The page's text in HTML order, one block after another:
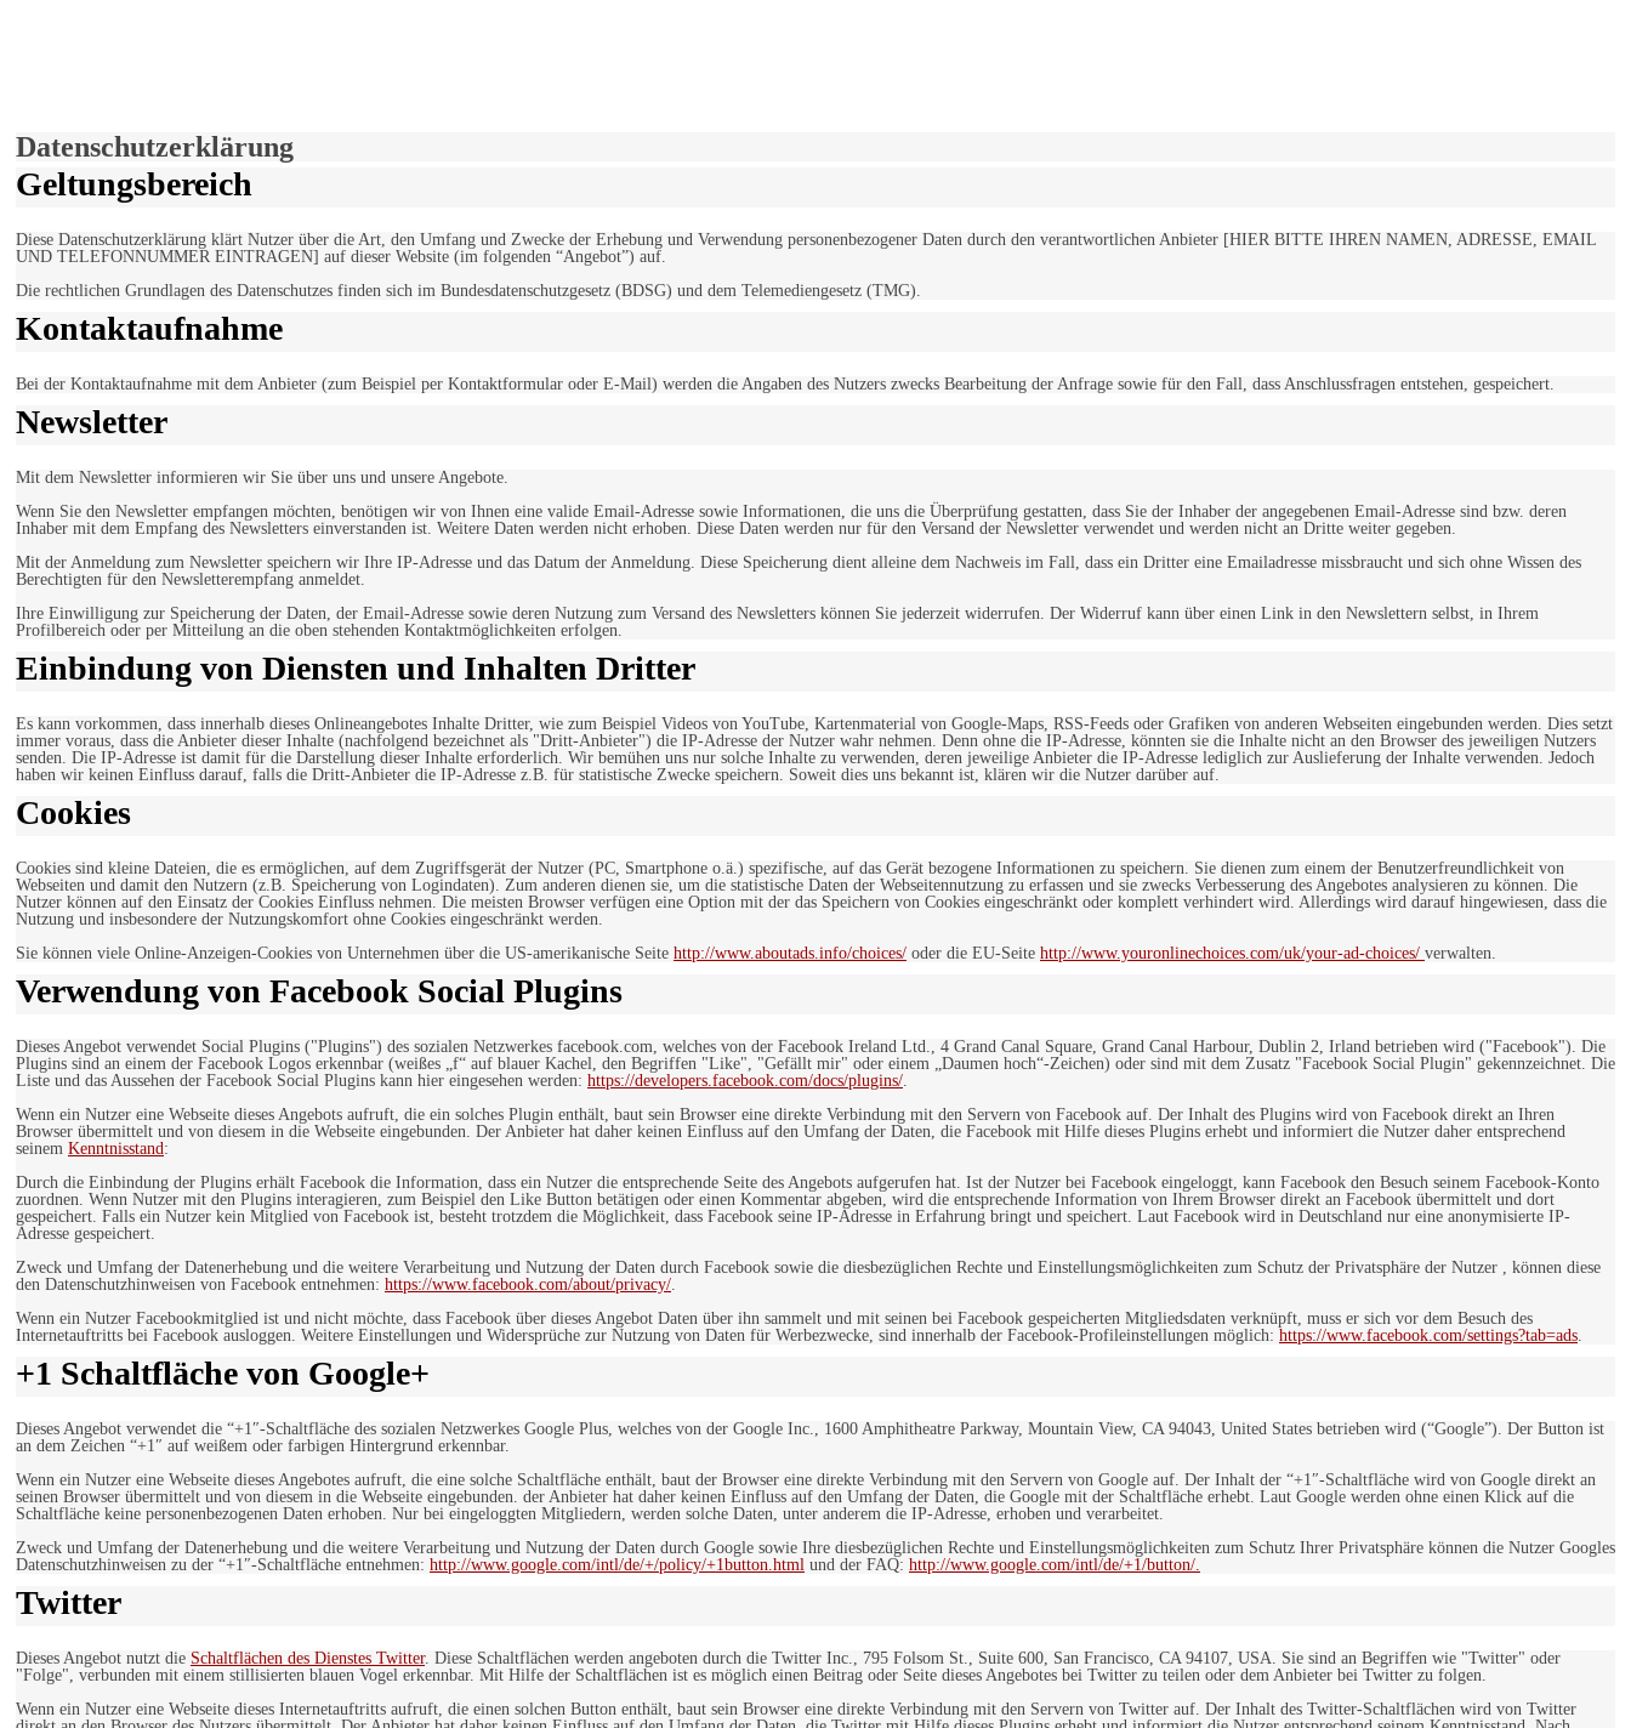
Datenschutzerklärung
Geltungsbereich
Diese Datenschutzerklärung klärt Nutzer über die Art, den Umfang und Zwecke der Erhebung und Verwendung personenbezogener Daten durch den verantwortlichen Anbieter [HIER BITTE IHREN NAMEN, ADRESSE, EMAIL
UND TELEFONNUMMER EINTRAGEN] auf dieser Website (im folgenden “Angebot”) auf.
Die rechtlichen Grundlagen des Datenschutzes finden sich im Bundesdatenschutzgesetz (BDSG) und dem Telemediengesetz (TMG).
Kontaktaufnahme
Bei der Kontaktaufnahme mit dem Anbieter (zum Beispiel per Kontaktformular oder E-Mail) werden die Angaben des Nutzers zwecks Bearbeitung der Anfrage sowie für den Fall, dass Anschlussfragen entstehen, gespeichert.
Newsletter
Mit dem Newsletter informieren wir Sie über uns und unsere Angebote.
Wenn Sie den Newsletter empfangen möchten, benötigen wir von Ihnen eine valide Email-Adresse sowie Informationen, die uns die Überprüfung gestatten, dass Sie der Inhaber der angegebenen Email-Adresse sind bzw. deren
Inhaber mit dem Empfang des Newsletters einverstanden ist. Weitere Daten werden nicht erhoben. Diese Daten werden nur für den Versand der Newsletter verwendet und werden nicht an Dritte weiter gegeben.
Mit der Anmeldung zum Newsletter speichern wir Ihre IP-Adresse und das Datum der Anmeldung. Diese Speicherung dient alleine dem Nachweis im Fall, dass ein Dritter eine Emailadresse missbraucht und sich ohne Wissen des
Berechtigten für den Newsletterempfang anmeldet.
Ihre Einwilligung zur Speicherung der Daten, der Email-Adresse sowie deren Nutzung zum Versand des Newsletters können Sie jederzeit widerrufen. Der Widerruf kann über einen Link in den Newslettern selbst, in Ihrem
Profilbereich oder per Mitteilung an die oben stehenden Kontaktmöglichkeiten erfolgen.
Einbindung von Diensten und Inhalten Dritter
Es kann vorkommen, dass innerhalb dieses Onlineangebotes Inhalte Dritter, wie zum Beispiel Videos von YouTube, Kartenmaterial von Google-Maps, RSS-Feeds oder Grafiken von anderen Webseiten eingebunden werden. Dies setzt
immer voraus, dass die Anbieter dieser Inhalte (nachfolgend bezeichnet als "Dritt-Anbieter") die IP-Adresse der Nutzer wahr nehmen. Denn ohne die IP-Adresse, könnten sie die Inhalte nicht an den Browser des jeweiligen Nutzers
senden. Die IP-Adresse ist damit für die Darstellung dieser Inhalte erforderlich. Wir bemühen uns nur solche Inhalte zu verwenden, deren jeweilige Anbieter die IP-Adresse lediglich zur Auslieferung der Inhalte verwenden. Jedoch
haben wir keinen Einfluss darauf, falls die Dritt-Anbieter die IP-Adresse z.B. für statistische Zwecke speichern. Soweit dies uns bekannt ist, klären wir die Nutzer darüber auf.
Cookies
Cookies sind kleine Dateien, die es ermöglichen, auf dem Zugriffsgerät der Nutzer (PC, Smartphone o.ä.) spezifische, auf das Gerät bezogene Informationen zu speichern. Sie dienen zum einem der Benutzerfreundlichkeit von
Webseiten und damit den Nutzern (z.B. Speicherung von Logindaten). Zum anderen dienen sie, um die statistische Daten der Webseitennutzung zu erfassen und sie zwecks Verbesserung des Angebotes analysieren zu können. Die
Nutzer können auf den Einsatz der Cookies Einfluss nehmen. Die meisten Browser verfügen eine Option mit der das Speichern von Cookies eingeschränkt oder komplett verhindert wird. Allerdings wird darauf hingewiesen, dass die
Nutzung und insbesondere der Nutzungskomfort ohne Cookies eingeschränkt werden.
Sie können viele Online-Anzeigen-Cookies von Unternehmen über die US-amerikanische Seite http://www.aboutads.info/choices/ oder die EU-Seite http://www.youronlinechoices.com/uk/your-ad-choices/ verwalten.
Verwendung von Facebook Social Plugins
Dieses Angebot verwendet Social Plugins ("Plugins") des sozialen Netzwerkes facebook.com, welches von der Facebook Ireland Ltd., 4 Grand Canal Square, Grand Canal Harbour, Dublin 2, Irland betrieben wird ("Facebook"). Die
Plugins sind an einem der Facebook Logos erkennbar (weißes „f“ auf blauer Kachel, den Begriffen "Like", "Gefällt mir" oder einem „Daumen hoch“-Zeichen) oder sind mit dem Zusatz "Facebook Social Plugin" gekennzeichnet. Die
Liste und das Aussehen der Facebook Social Plugins kann hier eingesehen werden: https://developers.facebook.com/docs/plugins/.
Wenn ein Nutzer eine Webseite dieses Angebots aufruft, die ein solches Plugin enthält, baut sein Browser eine direkte Verbindung mit den Servern von Facebook auf. Der Inhalt des Plugins wird von Facebook direkt an Ihren
Browser übermittelt und von diesem in die Webseite eingebunden. Der Anbieter hat daher keinen Einfluss auf den Umfang der Daten, die Facebook mit Hilfe dieses Plugins erhebt und informiert die Nutzer daher entsprechend
seinem Kenntnisstand:
Durch die Einbindung der Plugins erhält Facebook die Information, dass ein Nutzer die entsprechende Seite des Angebots aufgerufen hat. Ist der Nutzer bei Facebook eingeloggt, kann Facebook den Besuch seinem Facebook-Konto
zuordnen. Wenn Nutzer mit den Plugins interagieren, zum Beispiel den Like Button betätigen oder einen Kommentar abgeben, wird die entsprechende Information von Ihrem Browser direkt an Facebook übermittelt und dort
gespeichert. Falls ein Nutzer kein Mitglied von Facebook ist, besteht trotzdem die Möglichkeit, dass Facebook seine IP-Adresse in Erfahrung bringt und speichert. Laut Facebook wird in Deutschland nur eine anonymisierte IP-
Adresse gespeichert.
Zweck und Umfang der Datenerhebung und die weitere Verarbeitung und Nutzung der Daten durch Facebook sowie die diesbezüglichen Rechte und Einstellungsmöglichkeiten zum Schutz der Privatsphäre der Nutzer , können diese
den Datenschutzhinweisen von Facebook entnehmen: https://www.facebook.com/about/privacy/.
Wenn ein Nutzer Facebookmitglied ist und nicht möchte, dass Facebook über dieses Angebot Daten über ihn sammelt und mit seinen bei Facebook gespeicherten Mitgliedsdaten verknüpft, muss er sich vor dem Besuch des
Internetauftritts bei Facebook ausloggen. Weitere Einstellungen und Widersprüche zur Nutzung von Daten für Werbezwecke, sind innerhalb der Facebook-Profileinstellungen möglich: https://www.facebook.com/settings?tab=ads.
+1 Schaltfläche von Google+
Dieses Angebot verwendet die “+1″-Schaltfläche des sozialen Netzwerkes Google Plus, welches von der Google Inc., 1600 Amphitheatre Parkway, Mountain View, CA 94043, United States betrieben wird (“Google”). Der Button ist
an dem Zeichen “+1″ auf weißem oder farbigen Hintergrund erkennbar.
Wenn ein Nutzer eine Webseite dieses Angebotes aufruft, die eine solche Schaltfläche enthält, baut der Browser eine direkte Verbindung mit den Servern von Google auf. Der Inhalt der “+1″-Schaltfläche wird von Google direkt an
seinen Browser übermittelt und von diesem in die Webseite eingebunden. der Anbieter hat daher keinen Einfluss auf den Umfang der Daten, die Google mit der Schaltfläche erhebt. Laut Google werden ohne einen Klick auf die
Schaltfläche keine personenbezogenen Daten erhoben. Nur bei eingeloggten Mitgliedern, werden solche Daten, unter anderem die IP-Adresse, erhoben und verarbeitet.
Zweck und Umfang der Datenerhebung und die weitere Verarbeitung und Nutzung der Daten durch Google sowie Ihre diesbezüglichen Rechte und Einstellungsmöglichkeiten zum Schutz Ihrer Privatsphäre können die Nutzer Googles
Datenschutzhinweisen zu der “+1″-Schaltfläche entnehmen: http://www.google.com/intl/de/+/policy/+1button.html und der FAQ: http://www.google.com/intl/de/+1/button/.
Twitter
Dieses Angebot nutzt die Schaltflächen des Dienstes Twitter. Diese Schaltflächen werden angeboten durch die Twitter Inc., 795 Folsom St., Suite 600, San Francisco, CA 94107, USA. Sie sind an Begriffen wie "Twitter" oder
"Folge", verbunden mit einem stillisierten blauen Vogel erkennbar. Mit Hilfe der Schaltflächen ist es möglich einen Beitrag oder Seite dieses Angebotes bei Twitter zu teilen oder dem Anbieter bei Twitter zu folgen.
Wenn ein Nutzer eine Webseite dieses Internetauftritts aufruft, die einen solchen Button enthält, baut sein Browser eine direkte Verbindung mit den Servern von Twitter auf. Der Inhalt des Twitter-Schaltflächen wird von Twitter